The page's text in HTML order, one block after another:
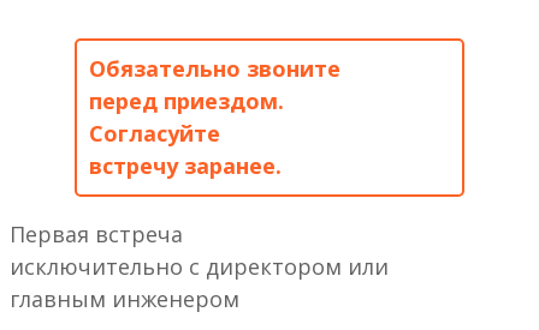
Обязательно звоните
перед приездом.
Согласуйте
встречу заранее.
Первая встреча
исключительно с директором или
главным инженером